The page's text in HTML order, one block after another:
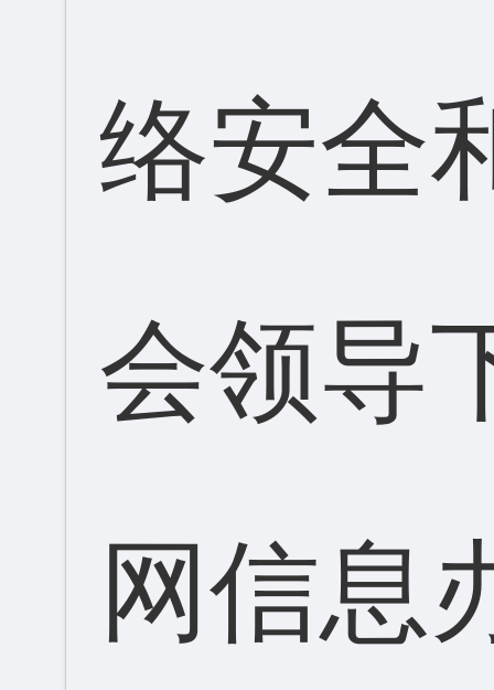
络安全
会领导
网信息